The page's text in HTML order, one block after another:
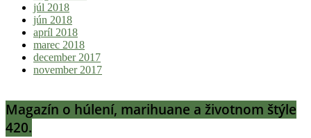
júl 2018
jún 2018
apríl 2018
marec 2018
december 2017
november 2017
Magazín o húlení, marihuane a životnom štýle
420.